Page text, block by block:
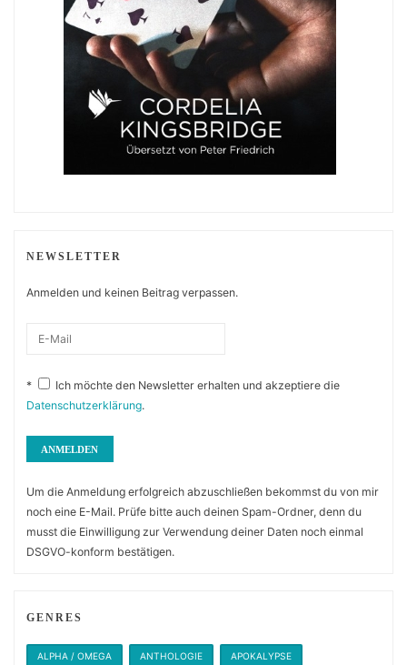
NEWSLETTER
Anmelden und keinen Beitrag verpassen.
*
Ich möchte den Newsletter erhalten und akzeptiere die
Datenschutzerklärung.
Um die Anmeldung erfolgreich abzuschließen bekommst du von mir
noch eine E-Mail. Prüfe bitte auch deinen Spam-Ordner, denn du
musst die Einwilligung zur Verwendung deiner Daten noch einmal
DSGVO-konform bestätigen.
GENRES
ALPHA / OMEGA ANTHOLOGIE APOKALYPSE